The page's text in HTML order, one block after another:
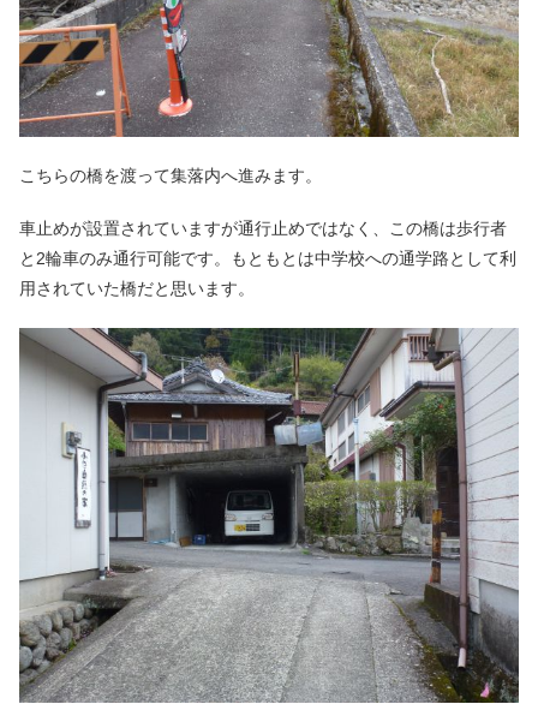
こちらの橋を渡って集落内へ進みます。
車止めが設置されていますが通行止めではなく、この橋は歩行者
と2輪車のみ通行可能です。もともとは中学校への通学路として利
用されていた橋だと思います。